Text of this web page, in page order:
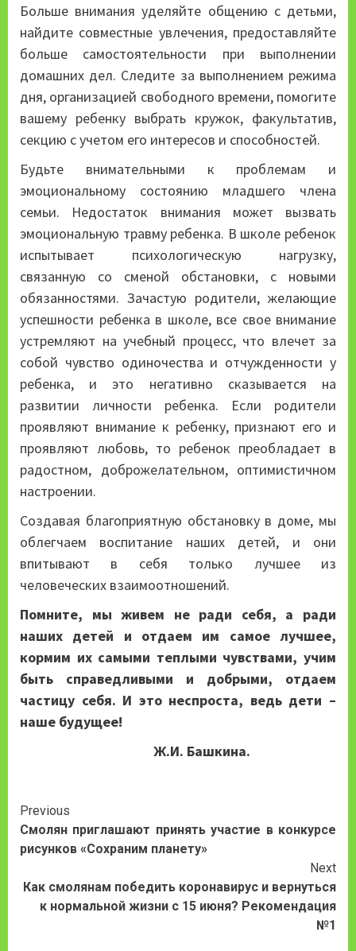
Больше внимания уделяйте общению с детьми,
найдите совместные увлечения, предоставляйте
больше самостоятельности при выполнении
домашних дел. Следите за выполнением режима
дня, организацией свободного времени, помогите
вашему ребенку выбрать кружок, факультатив,
секцию с учетом его интересов и способностей.
Будьте внимательными к проблемам и
эмоциональному состоянию младшего члена
семьи. Недостаток внимания может вызвать
эмоциональную травму ребенка. В школе ребенок
испытывает психологическую нагрузку,
связанную со сменой обстановки, с новыми
обязанностями. Зачастую родители, желающие
успешности ребенка в школе, все свое внимание
устремляют на учебный процесс, что влечет за
собой чувство одиночества и отчужденности у
ребенка, и это негативно сказывается на
развитии личности ребенка. Если родители
проявляют внимание к ребенку, признают его и
проявляют любовь, то ребенок преобладает в
радостном, доброжелательном, оптимистичном
настроении.
Создавая благоприятную обстановку в доме, мы
облегчаем воспитание наших детей, и они
впитывают в себя только лучшее из
человеческих взаимоотношений.
Помните, мы живем не ради себя, а ради
наших детей и отдаем им самое лучшее,
кормим их самыми теплыми чувствами, учим
быть справедливыми и добрыми, отдаем
частицу себя. И это неспроста, ведь дети –
наше будущее!
Ж.И. Башкина.
Continue
Reading
Previous
Смолян приглашают принять участие в конкурсе
рисунков «Сохраним планету»
Next
Как смолянам победить коронавирус и вернуться
к нормальной жизни с 15 июня? Рекомендация
№1